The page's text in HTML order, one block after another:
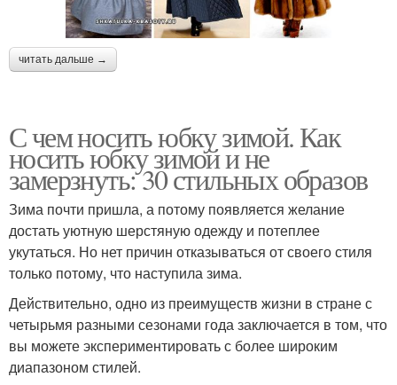
читать дальше →
С чем носить юбку зимой. Как
носить юбку зимой и не
замерзнуть: 30 стильных образов
Зима почти пришла, а потому появляется желание
достать уютную шерстяную одежду и потеплее
укутаться. Но нет причин отказываться от своего стиля
только потому, что наступила зима.
Действительно, одно из преимуществ жизни в стране с
четырьмя разными сезонами года заключается в том, что
вы можете экспериментировать с более широким
диапазоном стилей.